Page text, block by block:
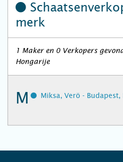
merk
1 Maker en 0 Verkopers
Hongarije
M Miksa, Verö -